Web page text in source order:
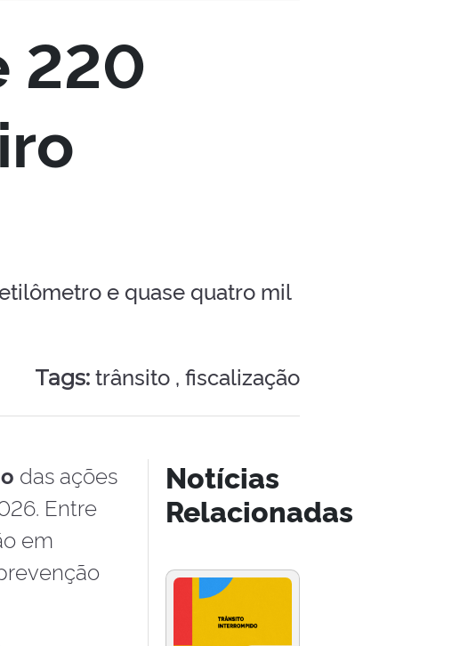
220
e quase quatro mil
Tags: trânsito , fiscalização
das ações
Entre
em
Notícias
Relacionadas